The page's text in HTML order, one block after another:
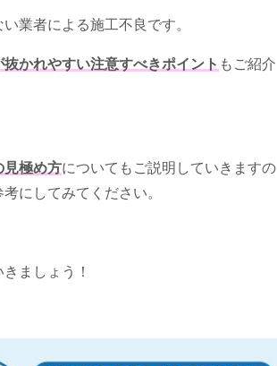
業者による施工不良です。
抜かれやすい注意すべきポイント もご紹介
見極め方についてもご説明していきますの
にしてみてください。
ましょう！